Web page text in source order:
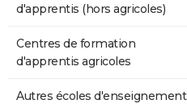
d'apprentis (hors agricoles)
Centres de formation
d'apprentis agricoles
Autres écoles d'enseignement